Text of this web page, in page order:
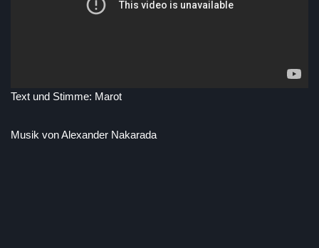
Text und Stimme: Marot
Musik von Alexander Nakarada